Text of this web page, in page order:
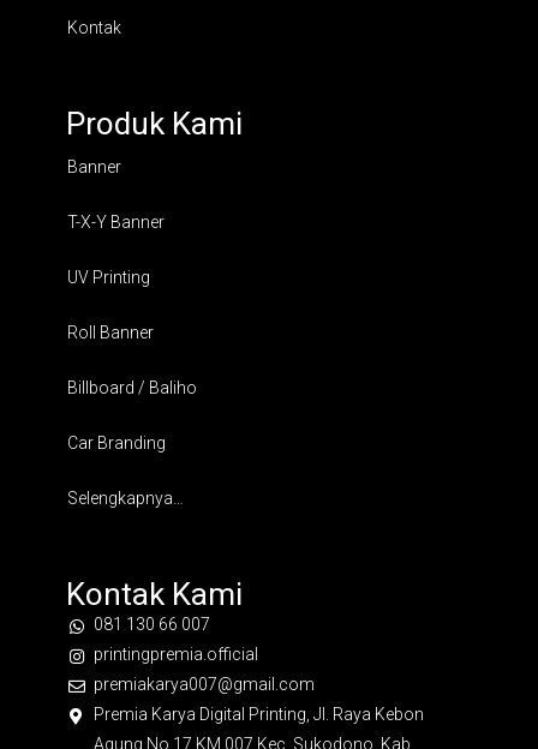
Kontak
Produk Kami
Banner
T-X-Y Banner
UV Printing
Roll Banner
Billboard / Baliho
Car Branding
Selengkapnya…
Kontak Kami
081 130 66 007
printingpremia.official
premiakarya007@gmail.com
Premia Karya Digital Printing, Jl. Raya Kebon
Agung No.17 KM 007 Kec. Sukodono, Kab